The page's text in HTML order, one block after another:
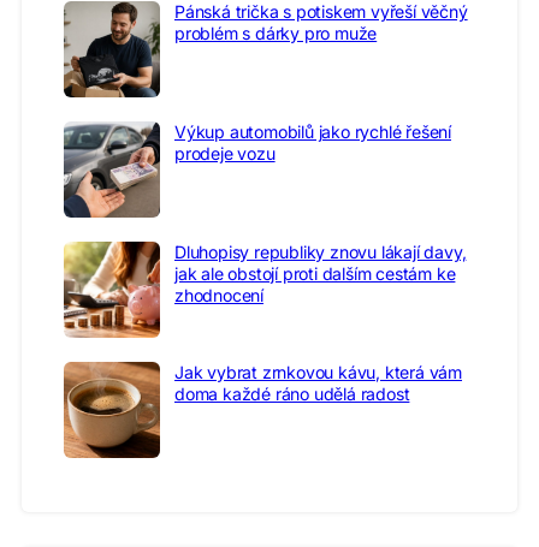
Pánská trička s potiskem vyřeší věčný
problém s dárky pro muže
Výkup automobilů jako rychlé řešení
prodeje vozu
Dluhopisy republiky znovu lákají davy,
jak ale obstojí proti dalším cestám ke
zhodnocení
Jak vybrat zrnkovou kávu, která vám
doma každé ráno udělá radost